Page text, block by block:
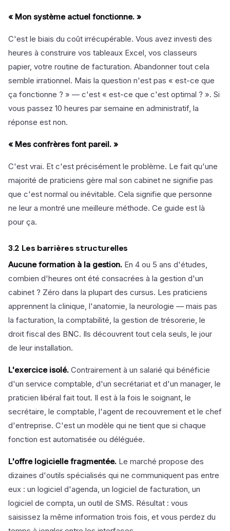
« Mon système actuel fonctionne. »
C'est le biais du coût irrécupérable. Vous avez investi des
heures à construire vos tableaux Excel, vos classeurs
papier, votre routine de facturation. Abandonner tout cela
semble irrationnel. Mais la question n'est pas « est-ce que
ça fonctionne ? » — c'est « est-ce que c'est optimal ? ». Si
vous passez 10 heures par semaine en administratif, la
réponse est non.
« Mes confrères font pareil. »
C'est vrai. Et c'est précisément le problème. Le fait qu'une
majorité de praticiens gère mal son cabinet ne signifie pas
que c'est normal ou inévitable. Cela signifie que personne
ne leur a montré une meilleure méthode. Ce guide est là
pour ça.
3.2 Les barrières structurelles
Aucune formation à la gestion. En 4 ou 5 ans d'études,
combien d'heures ont été consacrées à la gestion d'un
cabinet ? Zéro dans la plupart des cursus. Les praticiens
apprennent la clinique, l'anatomie, la neurologie — mais pas
la facturation, la comptabilité, la gestion de trésorerie, le
droit fiscal des BNC. Ils découvrent tout cela seuls, le jour
de leur installation.
L'exercice isolé. Contrairement à un salarié qui bénéficie
d'un service comptable, d'un secrétariat et d'un manager, le
praticien libéral fait tout. Il est à la fois le soignant, le
secrétaire, le comptable, l'agent de recouvrement et le chef
d'entreprise. C'est un modèle qui ne tient que si chaque
fonction est automatisée ou déléguée.
L'offre logicielle fragmentée. Le marché propose des
dizaines d'outils spécialisés qui ne communiquent pas entre
eux : un logiciel d'agenda, un logiciel de facturation, un
logiciel de compta, un outil de SMS. Résultat : vous
saisissez la même information trois fois, et vous perdez du